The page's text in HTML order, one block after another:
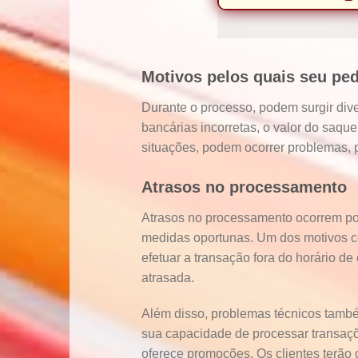
Motivos pelos quais seu
Durante o processo, podem surgir
bancárias incorretas, o valor do
situações, podem ocorrer
Atrasos no processamento
Atrasos no processamento ocorrem
medidas oportunas. Um dos
efetuar a transação fora do horário
atrasada.
Além disso, problemas técnicos
sua capacidade de processar
oferece promoções. Os clientes